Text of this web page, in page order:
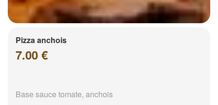
Pizza anchois
7.00 €
Base sauce tomate, anchois